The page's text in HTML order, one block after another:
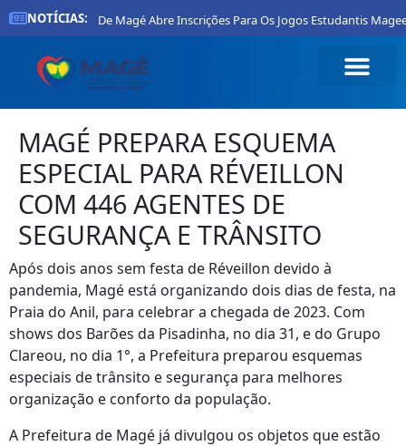
NOTÍCIAS:
Prefeitura De Magé Abre Inscrições Para Os Jogos Estudantis
MAGÉ PREPARA ESQUEMA
ESPECIAL PARA RÉVEILLON
COM 446 AGENTES DE
SEGURANÇA E TRÂNSITO
Após dois anos sem festa de Réveillon devido à
pandemia, Magé está organizando dois dias de festa, na
Praia do Anil, para celebrar a chegada de 2023. Com
shows dos Barões da Pisadinha, no dia 31, e do Grupo
Clareou, no dia 1°, a Prefeitura preparou esquemas
especiais de trânsito e segurança para melhores
organização e conforto da população.
A Prefeitura de Magé já divulgou os objetos que estão